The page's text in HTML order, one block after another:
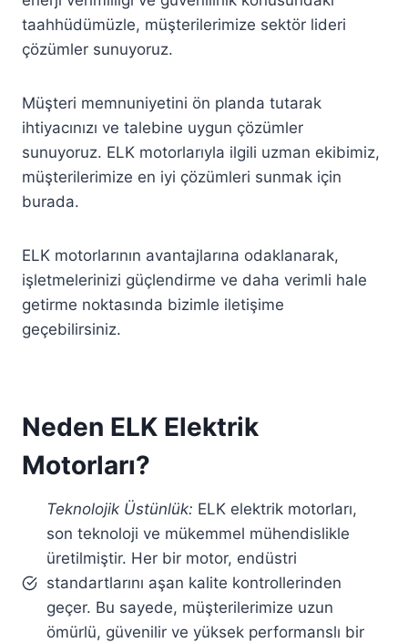
taahhüdümüzle, müşterilerimize sektör lideri
çözümler sunuyoruz.
Müşteri memnuniyetini ön planda tutarak
ihtiyacınızı ve talebine uygun çözümler
sunuyoruz. ELK motorlarıyla ilgili uzman ekibimiz,
müşterilerimize en iyi çözümleri sunmak için
burada.
ELK motorlarının avantajlarına odaklanarak,
işletmelerinizi güçlendirme ve daha verimli hale
getirme noktasında bizimle iletişime
geçebilirsiniz.
Neden ELK Elektrik
Motorları?
Teknolojik Üstünlük: ELK elektrik motorları,
son teknoloji ve mükemmel mühendislikle
üretilmiştir. Her bir motor, endüstri
standartlarını aşan kalite kontrollerinden
geçer. Bu sayede, müşterilerimize uzun
ömürlü, güvenilir ve yüksek performanslı bir